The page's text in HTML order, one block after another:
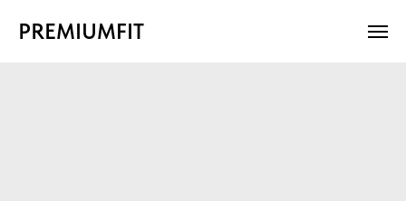
PREMIUMFIT